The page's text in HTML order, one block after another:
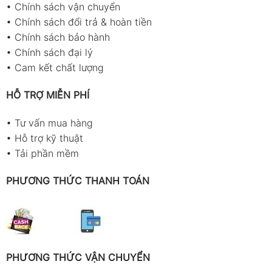
• Chính sách vận chuyển
• Chính sách đổi trả & hoàn tiền
• Chính sách bảo hành
• Chính sách đại lý
• Cam kết chất lượng
HỖ TRỢ MIỄN PHÍ
• Tư vấn mua hàng
• Hỗ trợ kỹ thuật
• Tải phần mềm
PHƯƠNG THỨC THANH TOÁN
PHƯƠNG THỨC VẬN CHUYỂN